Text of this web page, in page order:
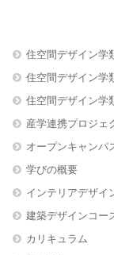
住空間デザイン学
住空間デザイン学
住空間デザイン学
産学連携プロジェ
オープンキャンパ
学びの概要
インテリアデザイ
建築デザインコー
カリキュラム